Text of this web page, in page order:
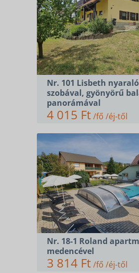
Nr. 101 Lisbeth
szobával, gyönyörű
panorámával
4 015 Ft /fő /éj-től
Nr. 18-1 Roland
medencével
3 814 Ft /fő /éj-től